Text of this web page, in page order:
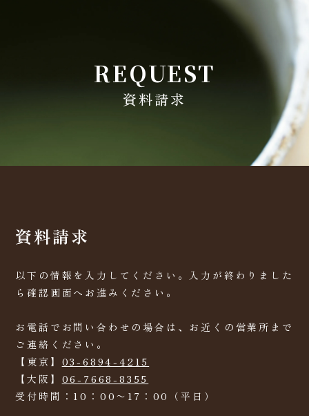
REQUEST
資料請求
資料請求
以下の情報を入力してください。入力が終わりました
ら確認画面へお進みください。
お電話でお問い合わせの場合は、お近くの営業所まで
ご連絡ください。
【東京】 03-6894-4215
【大阪】 06-7668-8355
受付時間：10：00〜17：00（平日）